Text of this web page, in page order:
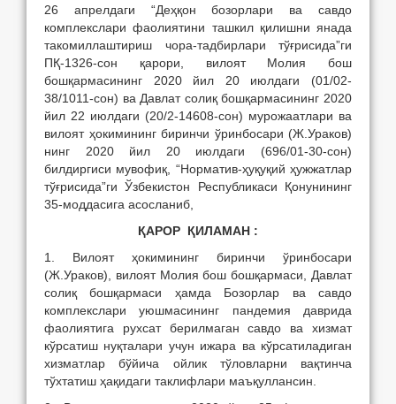
26 апрелдаги “Деҳқон бозорлари ва савдо
комплекслари фаолиятини ташкил қилишни янада
такомиллаштириш чора-тадбирлари тўғрисида”ги
ПҚ-1326-сон қарори, вилоят Молия бош
бошқармасининг 2020 йил 20 июлдаги (01/02-
38/1011-сон) ва Давлат солиқ бошқармасининг 2020
йил 22 июлдаги (20/2-14608-сон) мурожаатлари ва
вилоят ҳокимининг биринчи ўринбосари (Ж.Ураков)
нинг 2020 йил 20 июлдаги (696/01-30-сон)
билдиргиси мувофиқ, “Норматив-ҳуқуқий ҳужжатлар
тўғрисида”ги Ўзбекистон Республикаси Қонунининг
35-моддасига асосланиб,
ҚАРОР ҚИЛАМАН :
1. Вилоят ҳокимининг биринчи ўринбосари
(Ж.Ураков), вилоят Молия бош бошқармаси, Давлат
солиқ бошқармаси ҳамда Бозорлар ва савдо
комплекслари уюшмасининг пандемия даврида
фаолиятига рухсат берилмаган савдо ва хизмат
кўрсатиш нуқталари учун ижара ва кўрсатиладиган
хизматлар бўйича ойлик тўловларни вақтинча
тўхтатиш ҳақидаги таклифлари маъқуллансин.